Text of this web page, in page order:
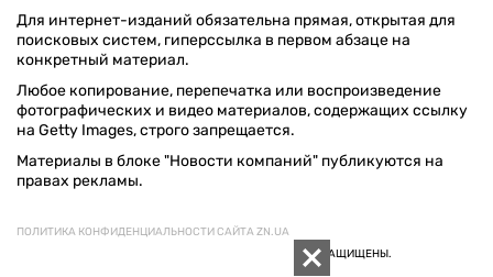
Для интернет-изданий обязательна прямая, открытая для
поисковых систем, гиперссылка в первом абзаце на
конкретный материал.
Любое копирование, перепечатка или воспроизведение
фотографических и видео материалов, содержащих ссылку
на Getty Images, строго запрещается.
Материалы в блоке "Новости компаний" публикуются на
правах рекламы.
ПОЛИТИКА КОНФИДЕНЦИАЛЬНОСТИ САЙТА ZN.UA
© 1994–2026 «ЗЕРКАЛО НЕДЕЛИ. УКРАИНА». ВСЕ ПРАВА ЗАЩИЩЕНЫ.